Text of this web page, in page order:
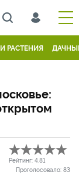
РАСТЕНИЯ
Рейтинг: 4.81
Проголосовало: 83